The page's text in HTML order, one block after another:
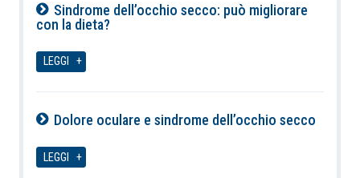
Sindrome dell’occhio secco: può migliorare
con la dieta?
LEGGI
Dolore oculare e sindrome dell’occhio secco
LEGGI